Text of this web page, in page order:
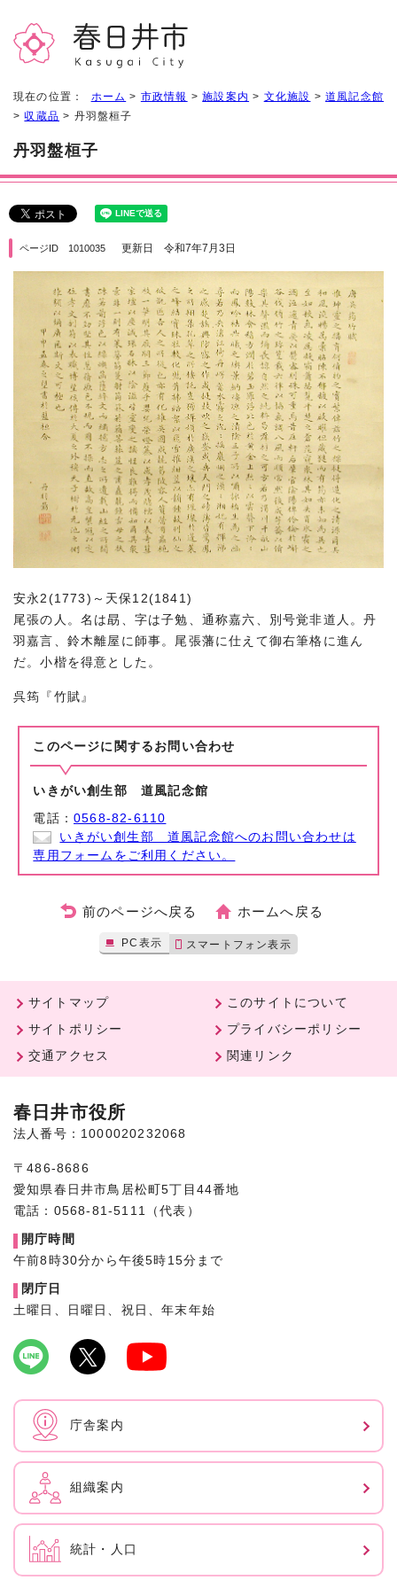
現在の位置： ホーム > 市政情報 >施設案内 > 文化施設 >道風記念館
>収蔵品 > 丹羽盤桓子
丹羽盤桓子
ページID 1010035 更新日 令和7年7月3日
安永2(1773)～天保12(1841)
尾張の人。名は勗、字は子勉、通称嘉六、別号覚非道人。丹
羽嘉言、鈴木離屋に師事。尾張藩に仕えて御右筆格に進ん
だ。小楷を得意とした。
呉筠『竹賦』
このページに関する お問い合わせ
いきがい創生部 道風記念館
電話：0568-82-6110
いきがい創生部 道風記念館へのお問い合わせは
専用フォームをご利用ください。
前のページへ戻る ホームへ戻る
PC表示 スマートフォン表示
サイトマップ
このサイトについて
サイトポリシー
プライバシーポリシー
交通アクセス
関連リンク
春日井市役所
法人番号：1000020232068
〒486-8686
愛知県春日井市鳥居松町5丁目44番地
電話：0568-81-5111（代表）
開庁時間
午前8時30分から午後5時15分まで
閉庁日
土曜日、日曜日、祝日、年末年始
庁舎案内
組織案内
統計・人口